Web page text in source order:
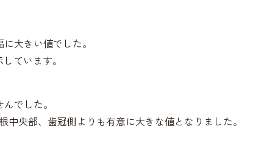
大きい値でした。
ています。
でした。
央部、歯冠側よりも有意に大きな値となりました。